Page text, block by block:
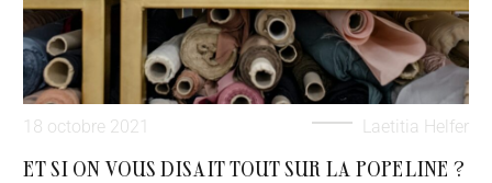
18 octobre 2021 Laetitia Helfer
ET SI ON VOUS DISAIT TOUT SUR LA POPELINE ?